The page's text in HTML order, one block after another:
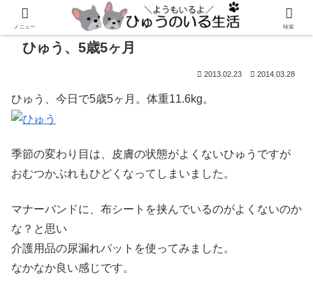
ひゅう、5歳5ヶ月
2013.02.23 2014.03.28
ひゅう、今日で5歳5ヶ月。体重11.6kg。
季節の変わり目は、皮膚の状態がよくないひゅうですが
おむつかぶれもひどくなってしまいました。
マナーバンドに、布シートを挟んでいるのがよくないのか
な？と思い
介護用品の尿漏れパットを使ってみました。
なかなか良い感じです。
メニュー 検索